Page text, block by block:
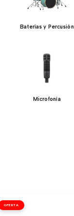
Baterías y Percusión
Microfonía
OFERTA